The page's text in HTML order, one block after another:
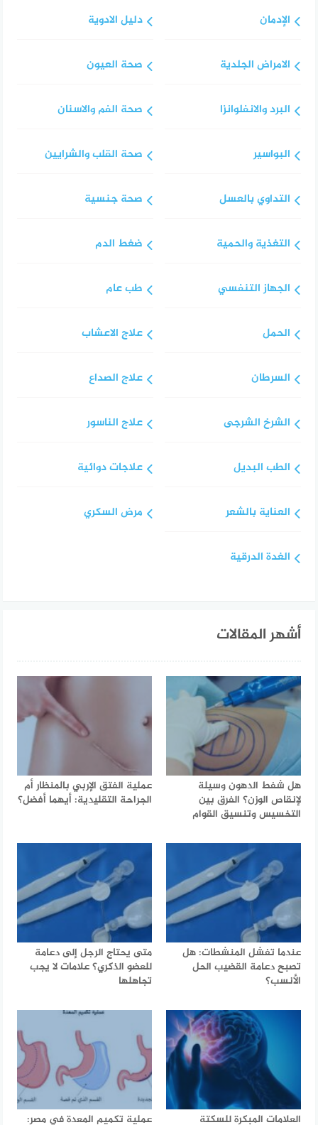
الإدمان
الامراض الجلدية
البرد والانفلوانزا
البواسير
التداوي بالعسل
التغذية والحمية
الجهاز التنفسي
الحمل
السرطان
الشرخ الشرجى
الطب البديل
العناية بالشعر
الغدة الدرقية
دليل الادوية
صحة العيون
صحة الفم والاسنان
صحة القلب والشرايين
صحة جنسية
ضغط الدم
طب عام
علاج الاعشاب
علاج الصداع
علاج الناسور
علاجات دوائية
مرض السكري
أشهر المقالات
هل شفط الدهون وسيلة
لإنقاص الوزن؟ الفرق بين
التخسيس وتنسيق القوام
عملية الفتق الإربي بالمنظار أم
الجراحة التقليدية: أيهما أفضل؟
عندما تفشل المنشطات: هل
تصبح دعامة القضيب الحل
الأنسب؟
متى يحتاج الرجل إلى دعامة
للعضو الذكري؟ علامات لا يجب
تجاهلها
العلامات المبكرة للسكتة عملية تكميم المعدة في مصر: